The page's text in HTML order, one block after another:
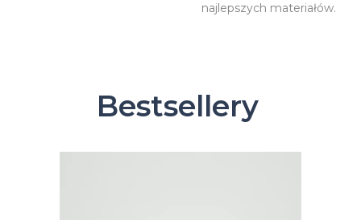
najlepszych materiałów.
Bestsellery